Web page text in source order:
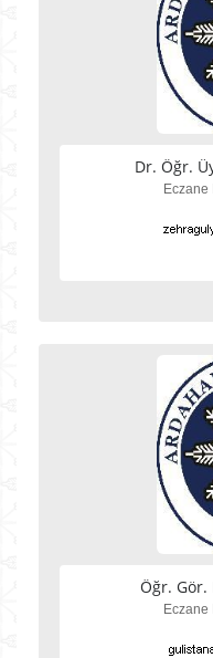
Dr. Öğr.
Eczane
Öğr. Gör.
Eczane